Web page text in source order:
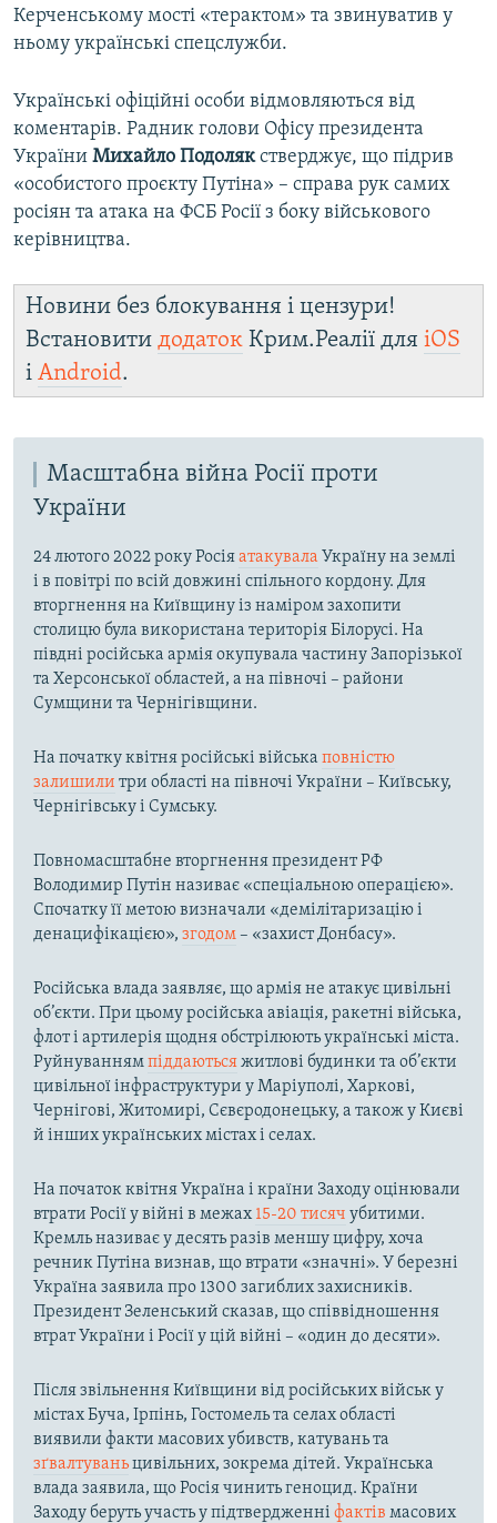
Керченському мості «терактом» та звинуватив у
ньому українські спецслужби.
Українські офіційні особи відмовляються від
коментарів. Радник голови Офісу президента
України Михайло Подолякстверджує, що підрив
«особистого проєкту Путіна» – справа рук самих
росіян та атака на ФСБ Росії з боку військового
керівництва.
Новини без блокування і цензури!
Встановити додаток Крим.Реалії для iOS
і Android.
Масштабна війна Росії проти
України
24 лютого 2022 року Росіяатакувала Україну на землі
і в повітрі по всій довжині спільного кордону. Для
вторгнення на Київщину із наміром захопити
столицю була використана територія Білорусі. На
півдні російська армія окупувала частину Запорізької
та Херсонської областей, а на півночі – райони
Сумщини та Чернігівщини.
На початку квітня російські війська повністю
залишили три області на півночі України – Київську,
Чернігівську і Сумську.
Повномасштабне вторгнення президент РФ
Володимир Путін називає «спеціальною операцією».
Спочатку її метою визначали «демілітаризацію і
денацифікацією», згодом– «захист Донбасу».
Російська влада заявляє, що армія не атакує цивільні
об’єкти. При цьому російська авіація, ракетні війська,
флот і артилерія щодня обстрілюють українські міста.
Руйнуваннямпіддаютьсяжитлові будинки та об’єкти
цивільної інфраструктури у Маріуполі, Харкові,
Чернігові, Житомирі, Сєвєродонецьку, а також у Києві
й інших українських містах і селах.
На початок квітня Україна і країни Заходу оцінювали
втрати Росії у війні в межах 15-20 тисяч убитими.
Кремль називає у десять разів меншу цифру, хоча
речник Путіна визнав, що втрати «значні». У березні
Україна заявила про 1300 загиблих захисників.
Президент Зеленський сказав, що співвідношення
втрат України і Росії у цій війні – «один до десяти».
Після звільнення Київщини від російських військ у
містах Буча, Ірпінь, Гостомель та селах області
виявили факти масових убивств, катувань та
зґвалтуваньцивільних, зокрема дітей. Українська
влада заявила, що Росія чинить геноцид. Країни
Заходу беруть участь у підтвердженні фактів масових